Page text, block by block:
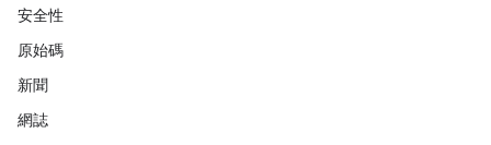
安全性
原始碼
新聞
網誌